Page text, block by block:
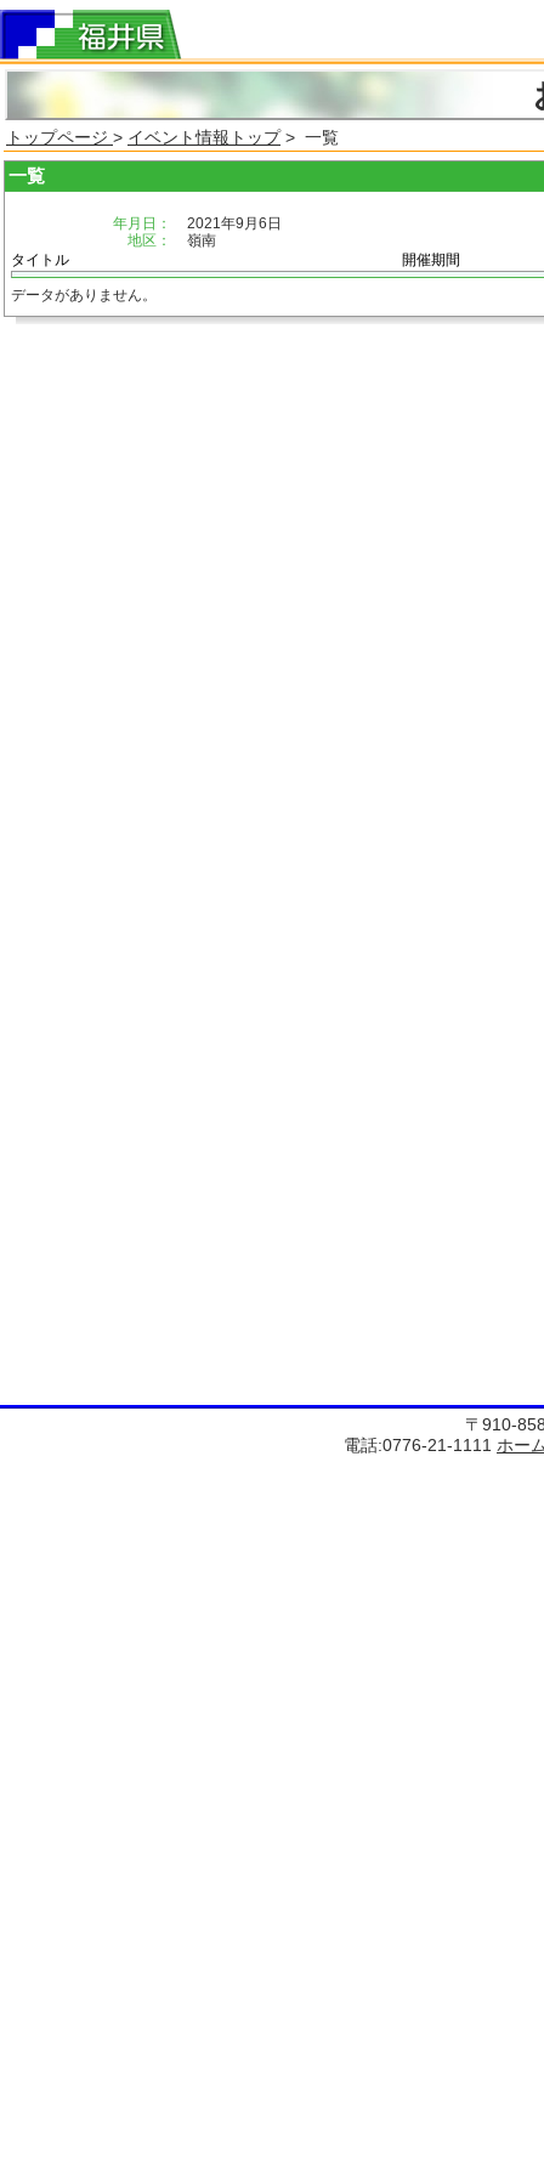
トップページ > イベント情報トップ> 一覧
一覧
年月日：
2021年9月6日
地区：
嶺南
タイトル
開催期間
データがありません。
〒910-
電話:0776-21-1111 ホー